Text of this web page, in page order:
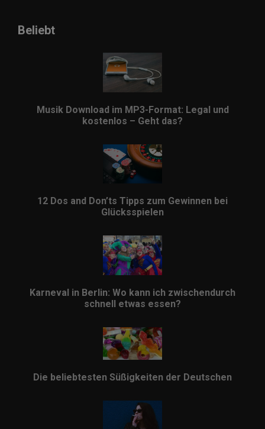
Beliebt
Musik Download im MP3-Format: Legal und
kostenlos – Geht das?
12 Dos and Don’ts Tipps zum Gewinnen bei
Glücksspielen
Karneval in Berlin: Wo kann ich zwischendurch
schnell etwas essen?
Die beliebtesten Süßigkeiten der Deutschen